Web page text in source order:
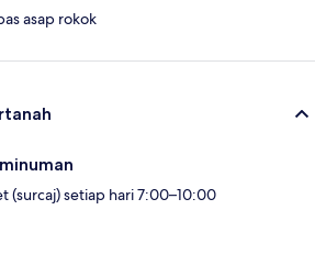
asap rokok
(surcaj) setiap hari 7:00–10:00